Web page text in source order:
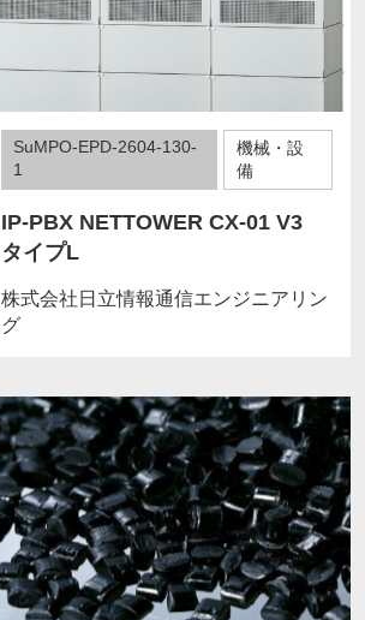
SuMPO-EPD-2604-130-
1
機械・設
備
IP-PBX NETTOWER CX-01 V3
タイプL
株式会社日立情報通信エンジニアリン
グ